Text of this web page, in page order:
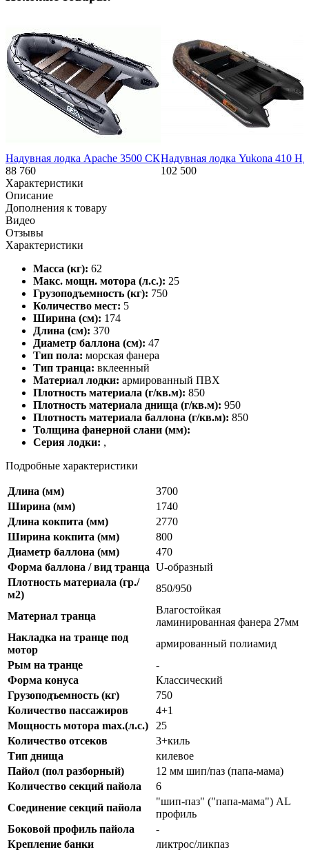
Надувная лодка Apache 3500 СК
88 760
Надувная лодка Yukona 410
102 500
Характеристики
Описание
Дополнения к товару
Видео
Отзывы
Характеристики
Масса (кг): 62
Макс. мощн. мотора (л.с.): 25
Грузоподъемность (кг): 750
Количество мест: 5
Ширина (см): 174
Длина (см): 370
Диаметр баллона (см): 47
Тип пола: морская фанера
Тип транца: вклеенный
Материал лодки: армированный ПВХ
Плотность материала (г/кв.м): 850
Плотность материала днища (г/кв.м): 950
Плотность материала баллона (г/кв.м): 850
Толщина фанерной слани (мм):
Серия лодки: ,
Подробные характеристики
Длина (мм)
3700
Ширина (мм)
1740
Длина кокпита (мм)
2770
Ширина кокпита (мм)
800
Диаметр баллона (мм)
470
Форма баллона / вид транца U-образный
Плотность материала (гр./
м2)
850/950
Материал транца
Влагостойкая
ламинированная фанера 27мм
Накладка на транце под
мотор
армированный полиамид
Рым на транце
-
Форма конуса
Классический
Грузоподъемность (кг)
750
Количество пассажиров
4+1
Мощность мотора max.(л.с.)
25
Количество отсеков
3+киль
Тип днища
килевое
Пайол (пол разборный)
12 мм шип/паз (папа-мама)
Количество секций пайола
6
Соединение секций пайола
"шип-паз" ("папа-мама") AL
профиль
Боковой профиль пайола
-
Крепление банки
ликтрос/ликпаз